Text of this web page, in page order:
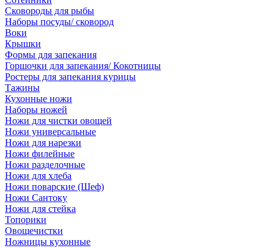
Сковороды для рыбы
Наборы посуды/ сковород
Воки
Крышки
Формы для запекания
Горшочки для запекания/ Кокотницы
Ростеры для запекания курицы
Тажины
Кухонные ножи
Наборы ножей
Ножи для чистки овощей
Ножи универсальные
Ножи для нарезки
Ножи филейные
Ножи разделочные
Ножи для хлеба
Ножи поварские (Шеф)
Ножи Сантоку
Ножи для стейка
Топорики
Овощечистки
Ножницы кухонные